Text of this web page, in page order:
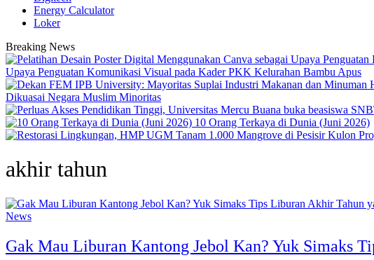
Energy Calculator
Loker
Breaking News
Upaya Penguatan Komunikasi Visual pada Kader PKK Kelurahan Bambu Apus
Dikuasai Negara Muslim Minoritas
10 Orang Terkaya di Dunia (Juni 2026)
akhir tahun
News
Gak Mau Liburan Kantong Jebol Kan? Yuk Simaks